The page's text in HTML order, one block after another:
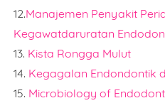
12.Manajemen Penyakit
Kegawatdaruratan
13. Kista Rongga Mulut
14. Kegagalan Endondontik
15. Microbiology of